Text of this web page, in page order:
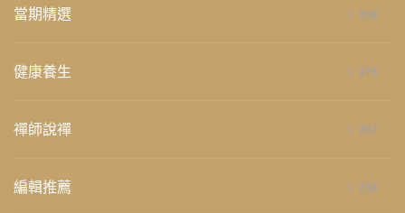
當期精選 658
健康養生 276
禪師說禪 267
編輯推薦 236